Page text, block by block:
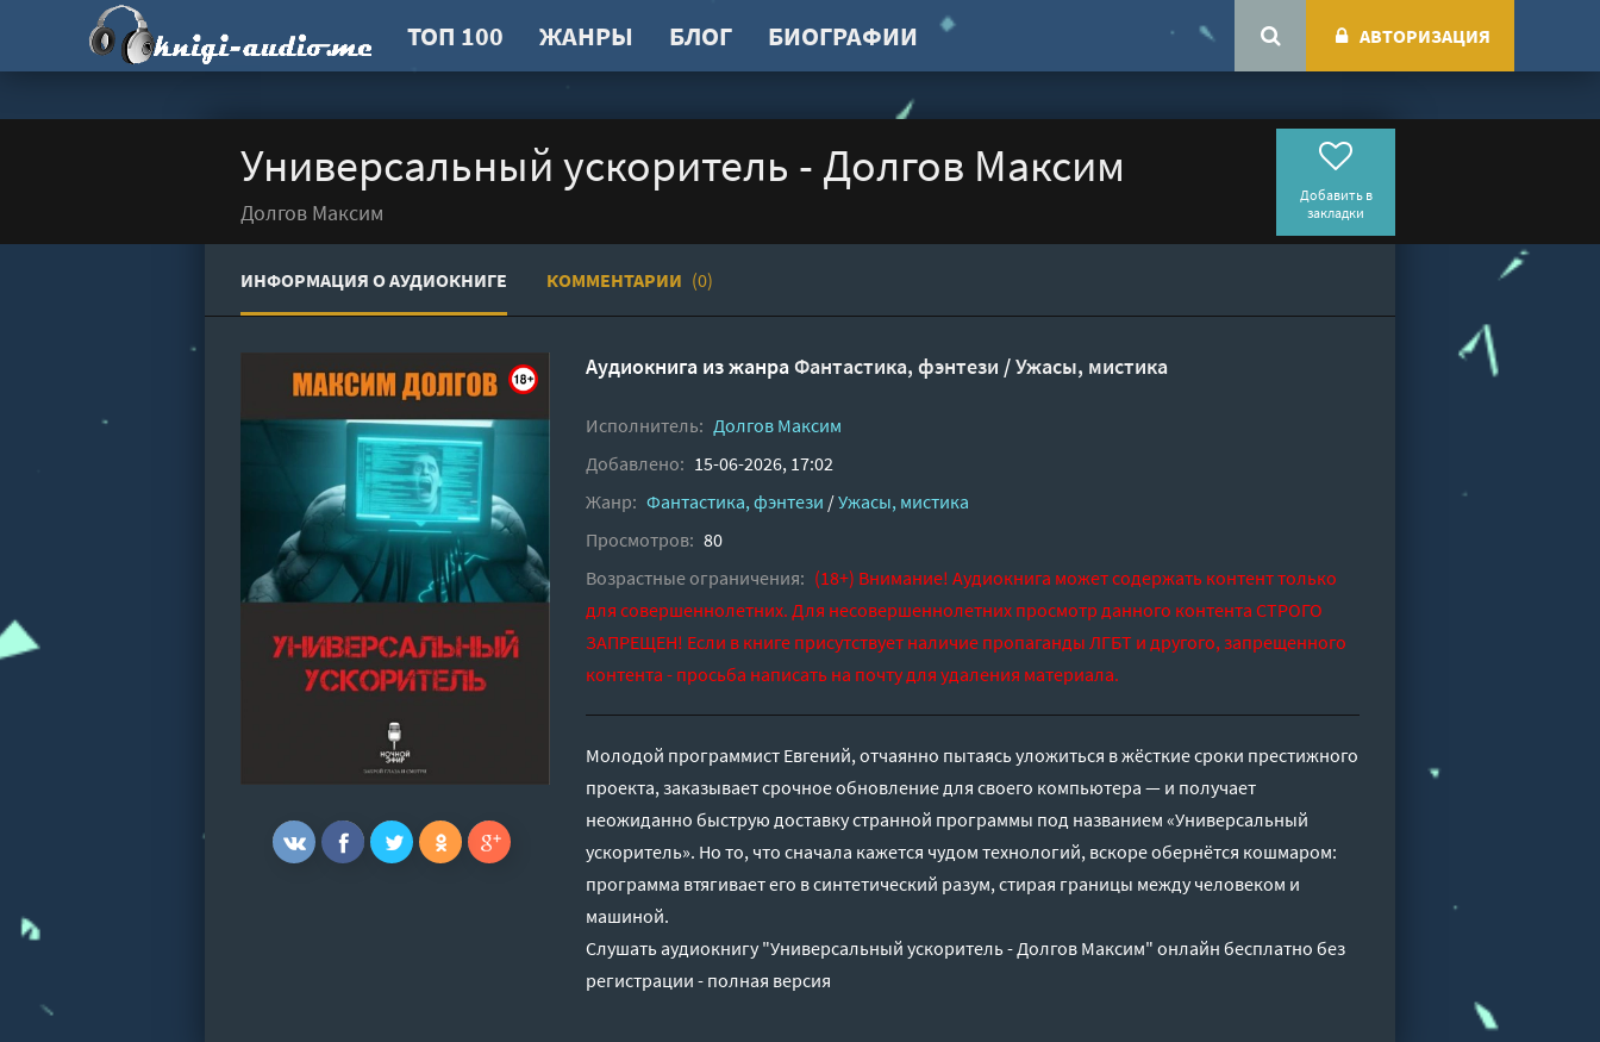
ТОП 100 ЖАНРЫ БЛОГ БИОГРАФИИ АВТОРИЗАЦИЯ
Универсальный ускоритель - Долгов Максим
Долгов Максим
Добавить в
закладки
ИНФОРМАЦИЯ О АУДИОКНИГЕ КОММЕНТАРИИ (0)
Аудиокнига из жанраФантастика, фэнтези /Ужасы, мистика
Исполнитель: Долгов Максим
Добавлено: 15-06-2026, 17:02
Жанр: Фантастика, фэнтези /Ужасы, мистика
Просмотров: 80
Возрастные ограничения: (18+) Внимание! Аудиокнига может содержать контент только
для совершеннолетних. Для несовершеннолетних просмотр данного контента СТРОГО
ЗАПРЕЩЕН! Если в книге присутствует наличие пропаганды ЛГБТ и другого, запрещенного
контента - просьба написать на почту для удаления материала.
Молодой программист Евгений, отчаянно пытаясь уложиться в жёсткие сроки престижного
проекта, заказывает срочное обновление для своего компьютера — и получает
неожиданно быструю доставку странной программы под названием «Универсальный
ускоритель». Но то, что сначала кажется чудом технологий, вскоре обернётся кошмаром:
программа втягивает его в синтетический разум, стирая границы между человеком и
машиной.
Слушать аудиокнигу "Универсальный ускоритель - Долгов Максим" онлайн бесплатно без
регистрации - полная версия